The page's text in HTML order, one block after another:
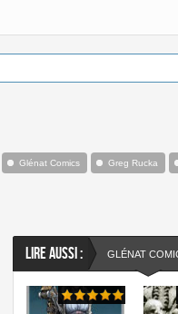
Glénat Comics Greg Rucka
LIRE AUSSI : GLÉNAT